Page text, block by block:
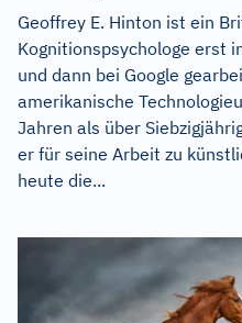
Geoffrey E. Hinton ist ein
Kognitionspsychologe erst
und dann bei Google
amerikanische
Jahren als über
er für seine Arbeit zu
heute die...